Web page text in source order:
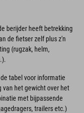
berijder heeft betrekking
de fietser zelf plus z'n
(rugzak, helm,
tabel voor informatie
van het gewicht over het
met bijpassende
trailers etc.)